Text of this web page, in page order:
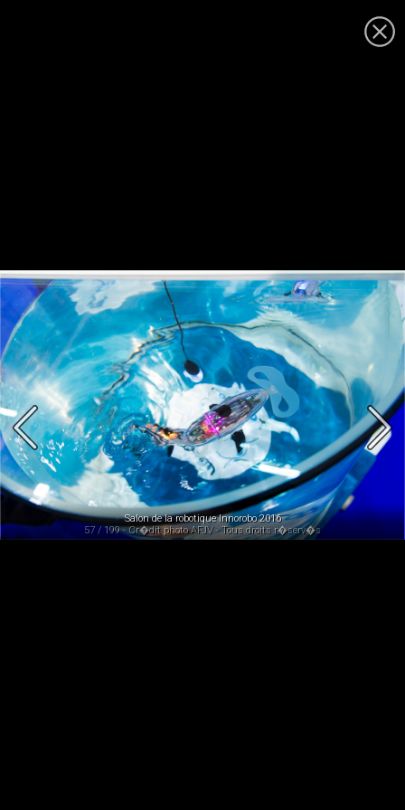
Salon de la robotique Innorobo 2016
57 / 199 - Cr�dit photo AFJV - Tous droits r�serv�s